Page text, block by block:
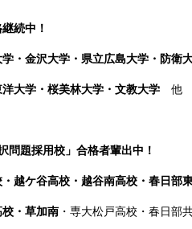
続中！
・金沢大学・県立広島大学・防衛
洋大学・桜美林大学・文教大学 他
問題採用校」合格者輩出中！
越ケ谷高校・越谷南高校・春日部
校 ・草加南 ・専大松戸高校 ・春日部